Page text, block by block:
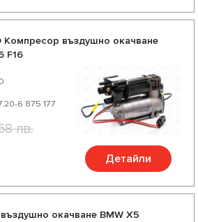
Компресор въздушно окачване
F16
6 875 177
лв.
Детайли
окачване BMW X5